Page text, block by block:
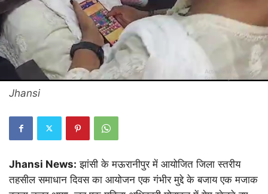
Jhansi
Jhansi News: झांसी के मऊरानीपुर में आयोजित जिला स्तरीय
तहसील समाधान दिवस का आयोजन एक गंभीर मुद्दे के बजाय एक मजाक